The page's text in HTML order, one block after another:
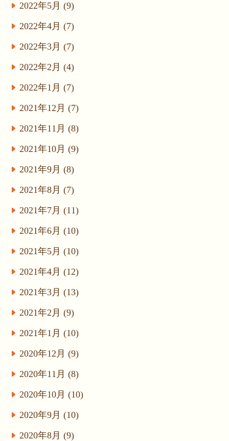
2022年5月 (9)
2022年4月 (7)
2022年3月 (7)
2022年2月 (4)
2022年1月 (7)
2021年12月 (7)
2021年11月 (8)
2021年10月 (9)
2021年9月 (8)
2021年8月 (7)
2021年7月 (11)
2021年6月 (10)
2021年5月 (10)
2021年4月 (12)
2021年3月 (13)
2021年2月 (9)
2021年1月 (10)
2020年12月 (9)
2020年11月 (8)
2020年10月 (10)
2020年9月 (10)
2020年8月 (9)